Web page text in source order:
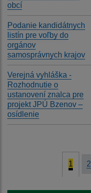
obcí
Podanie kandidátnych
listín pre voľby do
orgánov
samosprávnych krajov
Verejná vyhláška -
Rozhodnutie o
ustanovení znalca pre
projekt JPÚ Bzenov –
osídlenie
1 2